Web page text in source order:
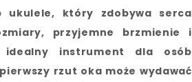
ukulele, który zdobywa serca
przyjemne brzmienie i
instrument dla osób
rzut oka może wydawać